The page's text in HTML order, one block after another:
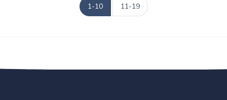
1-10 11-19